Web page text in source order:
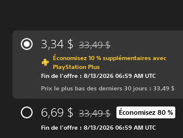
3,34 $ Remise par rapport au
33,49 $
Économisez 10 % supplémentaires avec
PlayStation Plus
Fin de l’offre : 8/13/2026 06:59 AM UTC
Prix le plus bas des derniers 30 jours : 33,49 $
6,69 $ Remise par rapport au
33,49 $ Économisez 80 %
Fin de l’offre : 8/13/2026 06:59 AM UTC